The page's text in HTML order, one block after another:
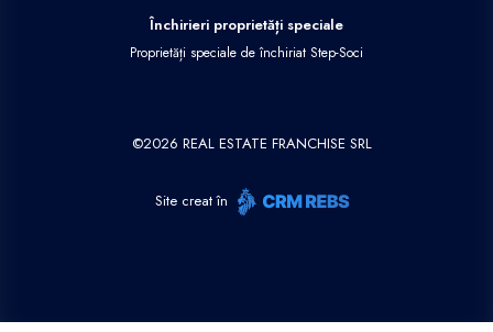
Închirieri proprietăți speciale
Proprietăți speciale de închiriat Step-Soci
©2026 REAL ESTATE FRANCHISE SRL
Site creat în